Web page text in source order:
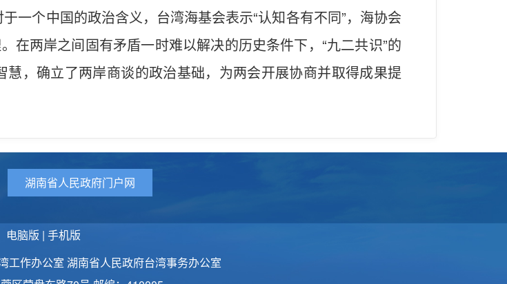
一个中国的政治含义，台湾海基会表示“认知各有不同”，海协会
在两岸之间固有矛盾一时难以解决的历史条件下，“九二共识”的
，确立了两岸商谈的政治基础，为两会开展协商并取得成果提
湖南省人民政府门户网
电脑版 | 手机版
工作办公室 湖南省人民政府台湾事务办公室